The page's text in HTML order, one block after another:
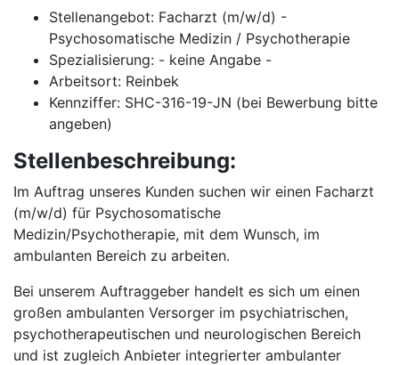
Stellenangebot: Facharzt (m/w/d) -
Psychosomatische Medizin / Psychotherapie
Spezialisierung: - keine Angabe -
Arbeitsort: Reinbek
Kennziffer: SHC-316-19-JN (bei Bewerbung bitte
angeben)
Stellenbeschreibung:
Im Auftrag unseres Kunden suchen wir einen Facharzt
(m/w/d) für Psychosomatische
Medizin/Psychotherapie, mit dem Wunsch, im
ambulanten Bereich zu arbeiten.
Bei unserem Auftraggeber handelt es sich um einen
großen ambulanten Versorger im psychiatrischen,
psychotherapeutischen und neurologischen Bereich
und ist zugleich Anbieter integrierter ambulanter